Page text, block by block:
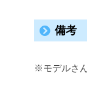
備考
※モデルさ